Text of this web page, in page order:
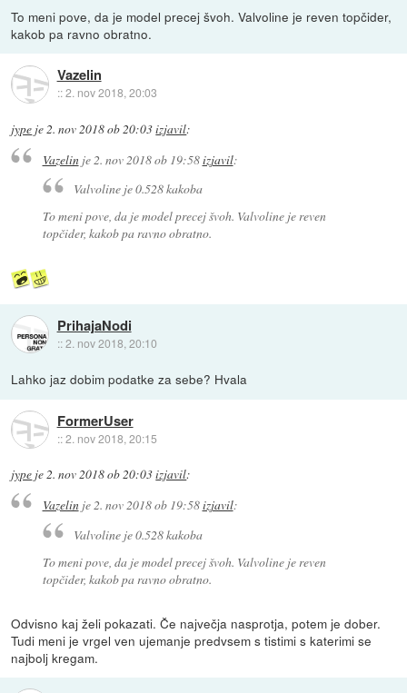
To meni pove, da je model precej švoh. Valvoline je reven topčider,
kakob pa ravno obratno.
Vazelin
::2. nov 2018, 20:03
jype je2. nov 2018 ob 20:03izjavil:
Vazelinje 2. nov 2018 ob 19:58izjavil:
Valvoline je 0.528 kakoba
To meni pove, da je model precej švoh. Valvoline je reven
topčider, kakob pa ravno obratno.
PrihajaNodi
::2. nov 2018, 20:10
Lahko jaz dobim podatke za sebe? Hvala
FormerUser
::2. nov 2018, 20:15
jype je2. nov 2018 ob 20:03izjavil:
Vazelinje2. nov 2018 ob 19:58izjavil:
Valvoline je 0.528 kakoba
To meni pove, da je model precej švoh. Valvoline je reven
topčider, kakob pa ravno obratno.
Odvisno kaj želi pokazati. Če največja nasprotja, potem je dober.
Tudi meni je vrgel ven ujemanje predvsem s tistimi s katerimi se
najbolj kregam.